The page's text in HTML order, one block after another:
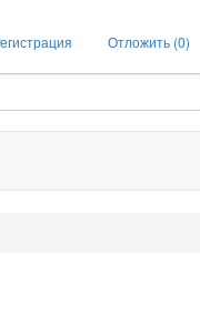
Отложить (0)